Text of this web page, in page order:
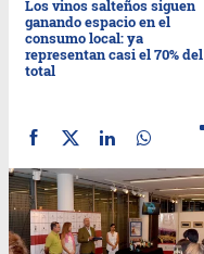
Los vinos salteños siguen
ganando espacio en el
consumo local: ya
representan casi el 70% del
total